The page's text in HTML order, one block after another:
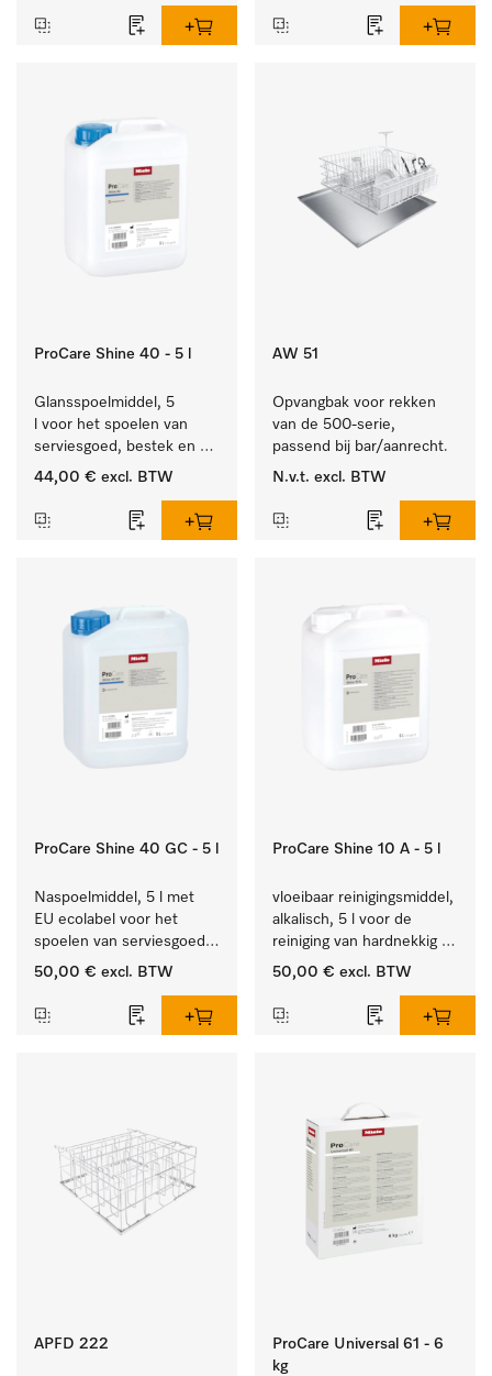
bestek en glazen.
ProCare Shine 40 - 5 l
Glansspoelmiddel, 5
l voor het spoelen van
serviesgoed, bestek en
ideaal voor glazen.
44,00 € excl. BTW
AW 51
Opvangbak voor rekken
van de 500-serie,
passend bij bar/aanrecht.
N.v.t. excl. BTW
ProCare Shine 40 GC - 5 l
Naspoelmiddel, 5 l met
EU ecolabel voor het
spoelen van serviesgoed,
bestek en glazen.
50,00 € excl. BTW
ProCare Shine 10 A - 5 l
vloeibaar reinigingsmiddel,
alkalisch, 5 l voor de
reiniging van hardnekkig
vuil op serviesgoed,
50,00 € excl. BTW
APFD 222
ProCare Universal 61 - 6
kg